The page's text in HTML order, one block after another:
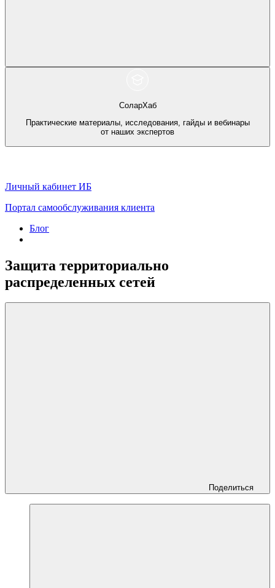
СоларХаб
Практические материалы, исследования, гайды и вебинары
от наших экспертов
Личный кабинет ИБ
Портал самообслуживания клиента
Блог
Защита территориально
распределенных сетей
Поделиться